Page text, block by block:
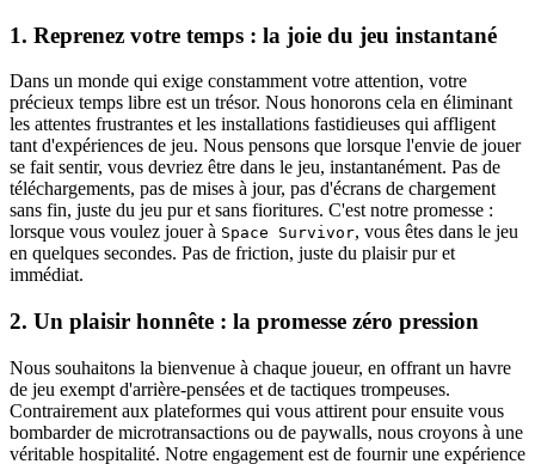
1. Reprenez votre temps : la joie du jeu instantané
Dans un monde qui exige constamment votre attention, votre
précieux temps libre est un trésor. Nous honorons cela en éliminant
les attentes frustrantes et les installations fastidieuses qui affligent
tant d'expériences de jeu. Nous pensons que lorsque l'envie de jouer
se fait sentir, vous devriez être dans le jeu, instantanément. Pas de
téléchargements, pas de mises à jour, pas d'écrans de chargement
sans fin, juste du jeu pur et sans fioritures. C'est notre promesse :
lorsque vous voulez jouer à Space Survivor, vous êtes dans le jeu
en quelques secondes. Pas de friction, juste du plaisir pur et
immédiat.
2. Un plaisir honnête : la promesse zéro pression
Nous souhaitons la bienvenue à chaque joueur, en offrant un havre
de jeu exempt d'arrière-pensées et de tactiques trompeuses.
Contrairement aux plateformes qui vous attirent pour ensuite vous
bombarder de microtransactions ou de paywalls, nous croyons à une
véritable hospitalité. Notre engagement est de fournir une expérience